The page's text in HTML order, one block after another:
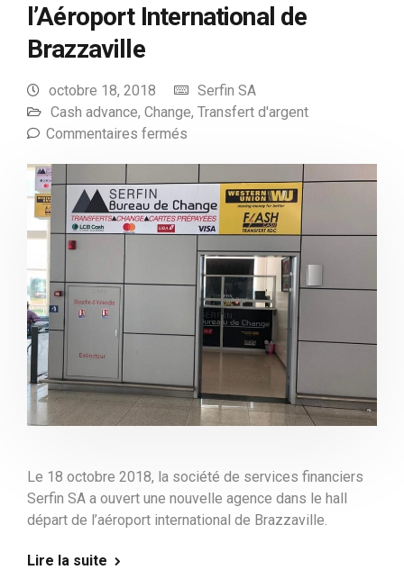
l’Aéroport International de
Brazzaville
octobre 18, 2018
Serfin SA
Cash advance, Change, Transfert d'argent
Commentaires fermés
Le 18 octobre 2018, la société de services financiers
Serfin SA a ouvert une nouvelle agence dans le hall
départ de l’aéroport international de Brazzaville.
Lire la suite